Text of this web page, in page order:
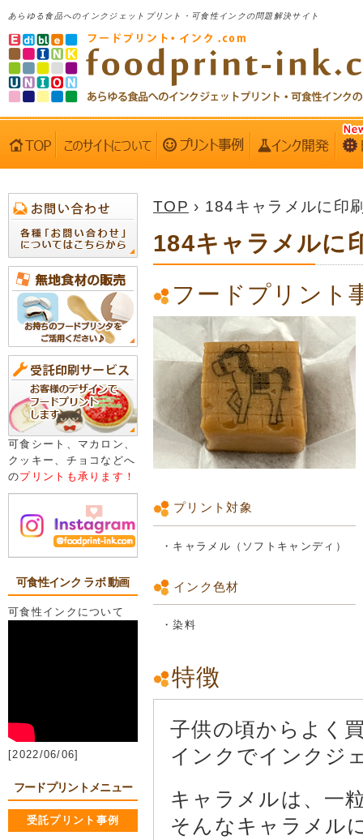
あらゆる食品へのインクジェットプリント・可食性インクの問題解決サイト
可食シート、マカロン、
クッキー、チョコなどへ
のプリントも承ります！
可食性インク ラボ 動画
可食性インクについて
[2022/06/06]
フードプリントメニュー
受託プリント事例
TOP › 184キャラメルに印
184キャラメルに
フードプリント
プリント対象
・キャラメル（ソフトキャンディ）
インク色材
・染料
特徴
子供の頃からよく
インクでインクジ
キャラメルは、一
そんなキャラメル